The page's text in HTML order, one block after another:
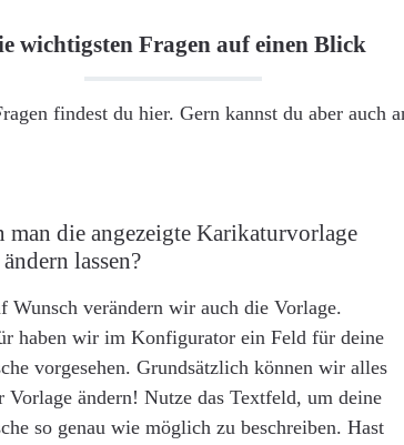
wichtigsten Fragen auf einen Blick
findest du hier. Gern kannst du aber auch
man die angezeigte Karikaturvorlage
lassen?
Wunsch verändern wir auch die Vorlage.
haben wir im Konfigurator ein Feld für deine
vorgesehen. Grundsätzlich können wir alles
Vorlage ändern! Nutze das Textfeld, um deine
so genau wie möglich zu beschreiben. Hast